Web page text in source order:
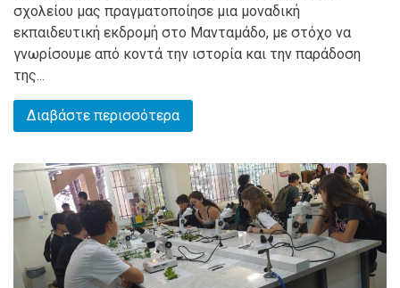
σχολείου μας πραγματοποίησε μια μοναδική
εκπαιδευτική εκδρομή στο Μανταμάδο, με στόχο να
γνωρίσουμε από κοντά την ιστορία και την παράδοση
της...
Διαβάστε περισσότερα